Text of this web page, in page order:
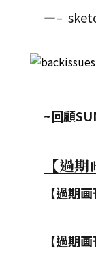
—–
~回顧
【過
【過期
【過期